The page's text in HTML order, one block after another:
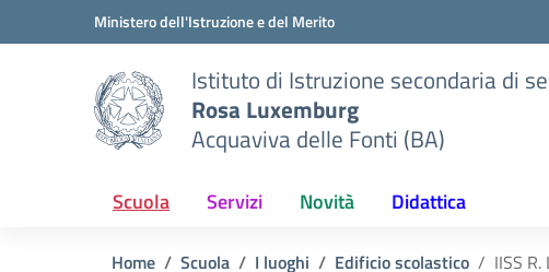
Vai ai contenuti
Vai al menu di navigazioneMinistero dell'Istruzione e del Merito
Istituto di Istruzione secondaria di
Rosa Luxemburg
Acquaviva delle Fonti (BA)
Scuola Servizi Novità Didattica
Home Scuola I luoghi Edificio scolastico IISS